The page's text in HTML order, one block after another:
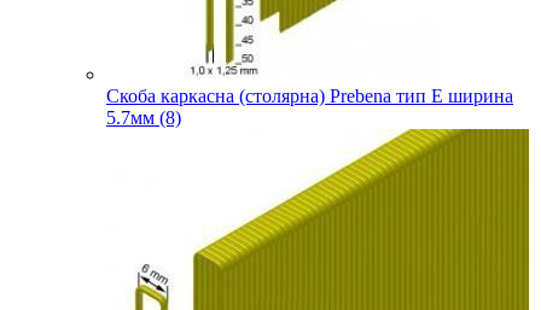
Скоба каркасна (столярна) Prebena тип E ширина
5.7мм (8)